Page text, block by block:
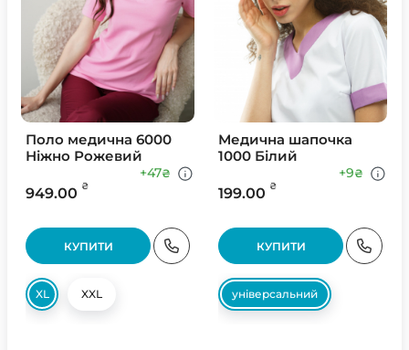
Поло медична 6000
Ніжно Рожевий
949.00 ₴
+47₴
КУПИТИ
XL XXL
Медична шапочка
1000 Білий
199.00 ₴
+9₴
КУПИТИ
універсальний